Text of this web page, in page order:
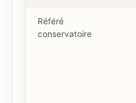
Référé
conservatoire